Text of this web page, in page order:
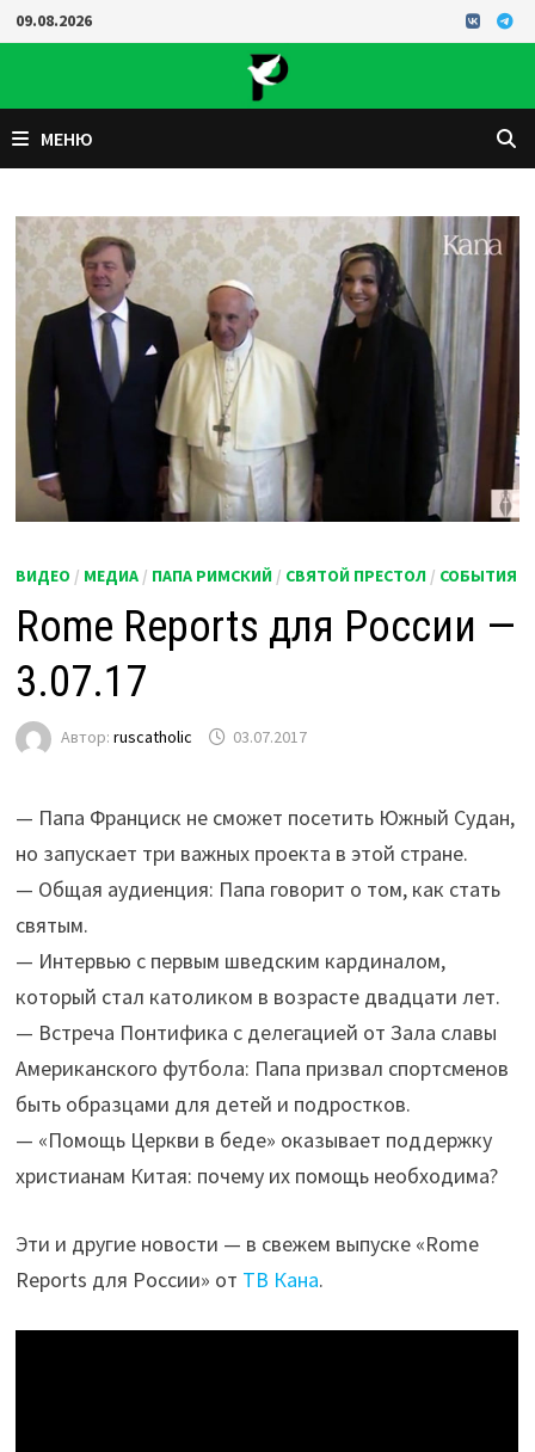
Перейти
к
09.08.2026
МЕНЮ
ВИДЕО / МЕДИА / ПАПА РИМСКИЙ / СВЯТОЙ ПРЕСТОЛ / СОБЫТИЯ
Rome Reports для России —
3.07.17
Автор:ruscatholic 03.07.2017
— Папа Франциск не сможет посетить Южный Судан,
но запускает три важных проекта в этой стране.
— Общая аудиенция: Папа говорит о том, как стать
святым.
— Интервью с первым шведским кардиналом,
который стал католиком в возрасте двадцати лет.
— Встреча Понтифика с делегацией от Зала славы
Американского футбола: Папа призвал спортсменов
быть образцами для детей и подростков.
— «Помощь Церкви в беде» оказывает поддержку
христианам Китая: почему их помощь необходима?
Эти и другие новости — в свежем выпуске «Rome
Reports для России» от ТВ Кана.